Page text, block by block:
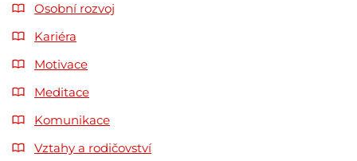
Osobní rozvoj
Kariéra
Motivace
Meditace
Komunikace
Vztahy a rodičovství